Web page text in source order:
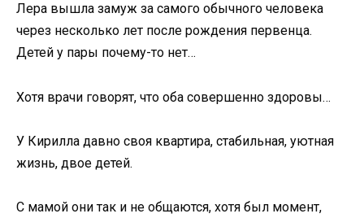
Лера вышла замуж за самого обычного человека
через несколько лет после рождения первенца.
Детей у пары почему-то нет…
Хотя врачи говорят, что оба совершенно здоровы…
У Кирилла давно своя квартира, стабильная, уютная
жизнь, двое детей.
С мамой они так и не общаются, хотя был момент,